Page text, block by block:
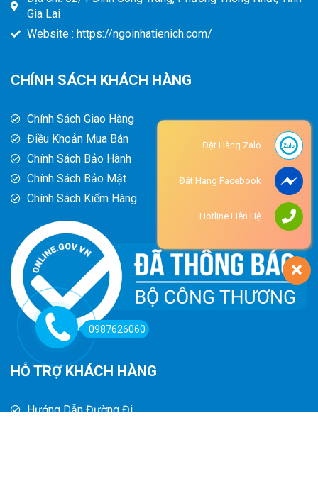
Gia Lai
Website : https://ngoinhatienich.com/
CHÍNH SÁCH KHÁCH HÀNG
Chính Sách Giao Hàng
Điều Khoản Mua Bán
Chính Sách Bảo Hành
Chính Sách Bảo Mật
Chính Sách Kiểm Hàng
HỖ TRỢ KHÁCH HÀNG
Hướng Dẫn Đường Đi
0987626060
Đặt Hàng Zalo
Đặt Hàng Facebook
Hotline Liên Hệ